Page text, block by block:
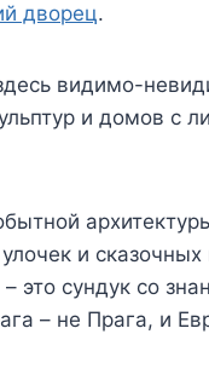
дворец.
видимо-
и домов с
и сказочных
это сундук со
– не Прага, и